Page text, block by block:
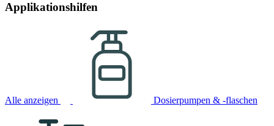
Applikationshilfen
Alle anzeigen Dosierpumpen & -flaschen